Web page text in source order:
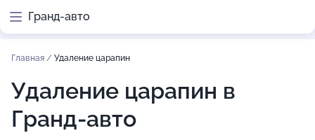
Гранд-авто
Главная / Удаление царапин
Удаление царапин в
Гранд-авто